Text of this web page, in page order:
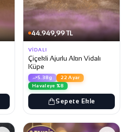
44.949,99 TL
VIDALI
Çiçekli Ajurlu Altın Vidalı
Küpe
5.38g
22 Ayar
Havaleye %8
Sepete Ekle